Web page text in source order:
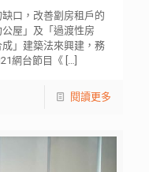
口，改善劏房租戶的
屋」及「過渡性房
」建築法來興建，務
網台節目《 […]
閱讀更多